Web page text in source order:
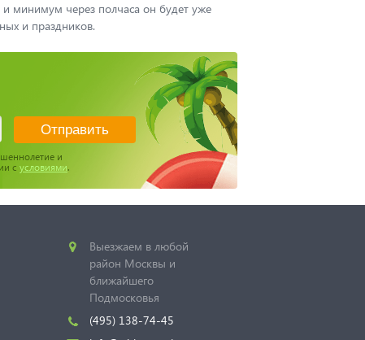
минимум через полчаса он будет уже
и праздников.
и
с условиями.
Выезжаем в любой
район Москвы и
ближайшего
Подмосковья
(495) 138-74-45